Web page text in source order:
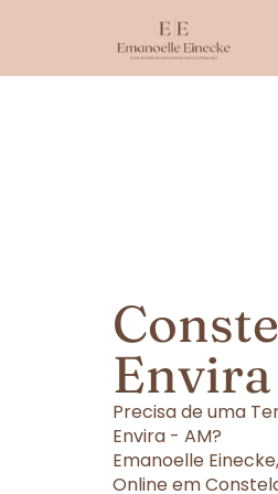
Precisa de uma
Envira - AM?
Emanoelle
Online em